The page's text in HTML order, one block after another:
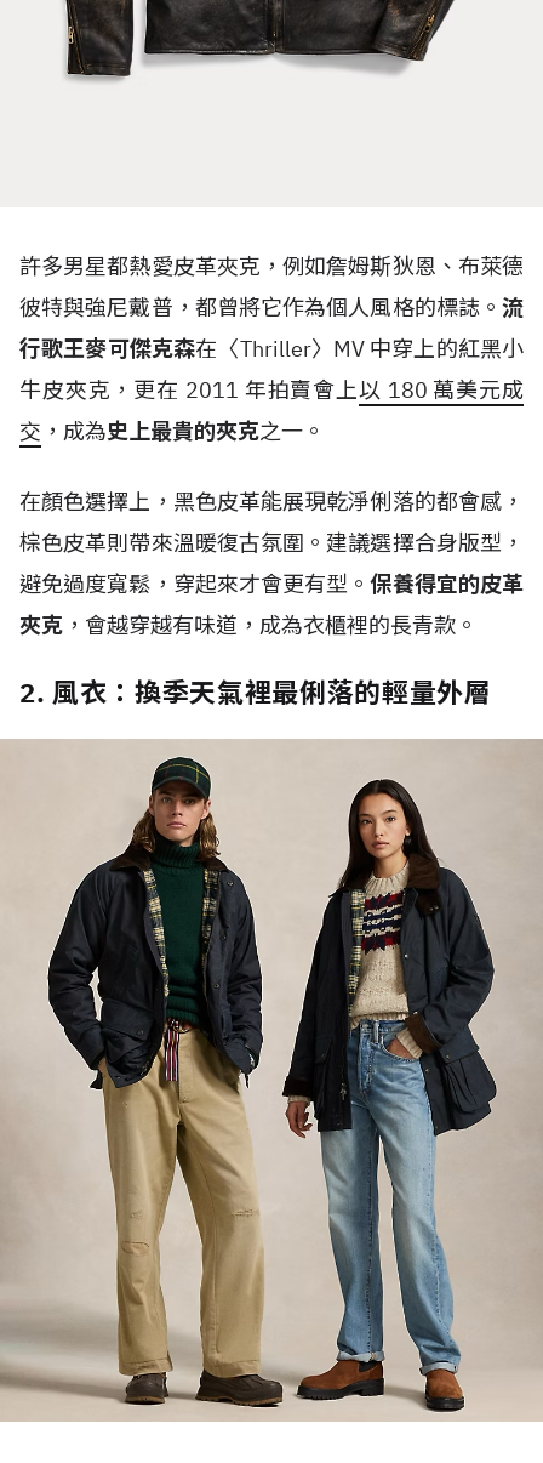
許多男星都熱愛皮革夾克，例如詹姆斯狄恩、布萊德
彼特與強尼戴普，都曾將它作為個人風格的標誌。 流
行歌王麥可傑克森在〈Thriller〉 MV 中穿上的紅黑小
牛皮夾克，更在 2011 年拍賣會上以 180 萬美元成
交 ，成為史上最貴的夾克之一。
在顏色選擇上，黑色皮革能展現乾淨俐落的都會感，
棕色皮革則帶來溫暖復古氛圍。建議選擇合身版型，
避免過度寬鬆，穿起來才會更有型。保養得宜的皮革
夾克 ，會越穿越有味道，成為衣櫃裡的長青款。
2. 風衣：換季天氣裡最俐落的輕量外層